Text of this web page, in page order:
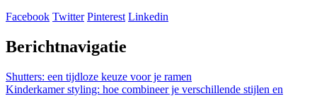
Facebook Twitter Pinterest Linkedin
Berichtnavigatie
Shutters: een tijdloze keuze voor je ramen
Kinderkamer styling: hoe combineer je verschillende stijlen en